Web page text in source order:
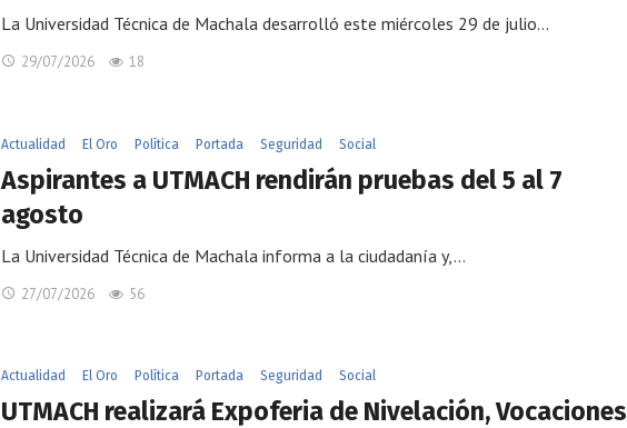
La Universidad Técnica de Machala desarrolló este miércoles 29 de julio…
29/07/2026 18
Actualidad El Oro Política Portada Seguridad Social
Aspirantes a UTMACH rendirán pruebas del 5 al 7
agosto
La Universidad Técnica de Machala informa a la ciudadanía y,…
27/07/2026 56
Actualidad El Oro Política Portada Seguridad Social
UTMACH realizará Expoferia de Nivelación, Vocaciones